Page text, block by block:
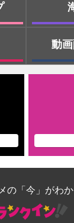
動
の「今」がわ